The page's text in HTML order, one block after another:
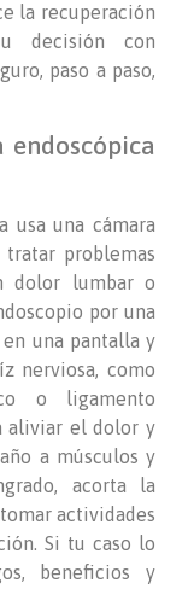
la recuperación
decisión con
paso a paso,
endoscópica
usa una cámara
problemas
dolor lumbar o
por una
una pantalla y
nerviosa, como
o ligamento
aliviar el dolor y
a músculos y
acorta la
actividades
Si tu caso lo
beneficios y